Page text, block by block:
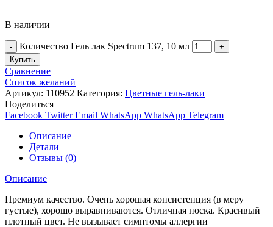
В наличии
Количество Гель лак Spectrum 137, 10 мл
Купить
Сравнение
Список желаний
Артикул: 110952 Категория: Цветные гель-лаки
Поделиться
Facebook Twitter Email WhatsApp WhatsApp Telegram
Описание
Детали
Отзывы (0)
Описание
Премиум качество. Очень хорошая консистенция (в меру
густые), хорошо выравниваются. Отличная носка. Красивый
плотный цвет. Не вызывает симптомы аллергии